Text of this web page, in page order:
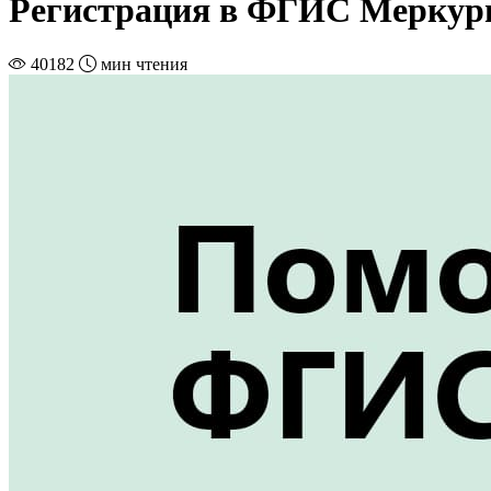
Регистрация в ФГИС
40182 мин чтения